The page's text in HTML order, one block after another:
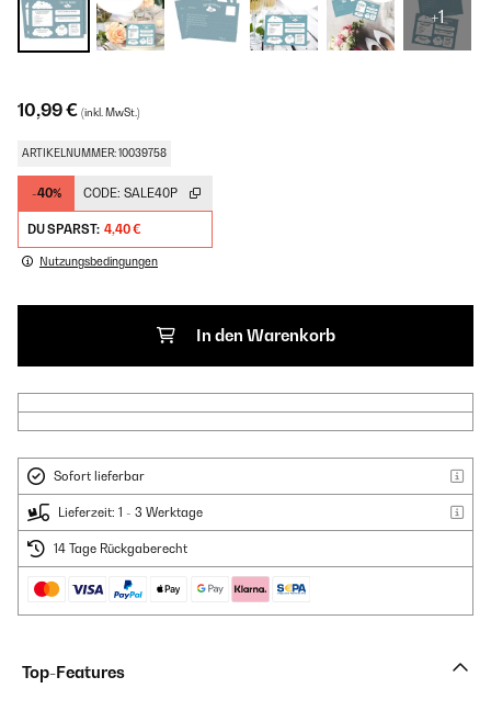
+1
10,99 € (inkl. MwSt.)
ARTIKELNUMMER: 10039758
-40% CODE: SALE40P
DU SPARST: 4,40 €
Nutzungsbedingungen
In den Warenkorb
Sofort lieferbar
Lieferzeit: 1 - 3 Werktage
14 Tage Rückgaberecht
Top-Features